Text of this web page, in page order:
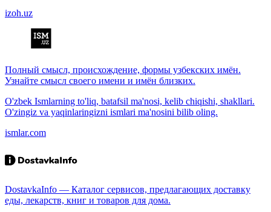
izoh.uz
Полный смысл, происхождение, формы узбекских имён.
Узнайте смысл своего имени и имён близких.
O'zbek Ismlarning to'liq, batafsil ma'nosi, kelib chiqishi, shakllari.
O'zingiz va yaqinlaringizni ismlari ma'nosini bilib oling.
ismlar.com
DostavkaInfo — Каталог сервисов, предлагающих доставку
еды, лекарств, книг и товаров для дома.